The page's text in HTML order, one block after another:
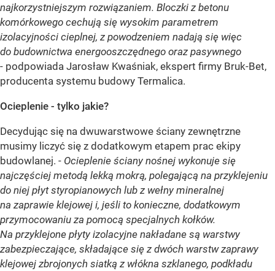
najkorzystniejszym rozwiązaniem. Bloczki z betonu
komórkowego cechują się wysokim parametrem
izolacyjności cieplnej, z powodzeniem nadają się więc
do budownictwa energooszczędnego oraz pasywnego
- podpowiada Jarosław Kwaśniak, ekspert firmy Bruk-Bet,
producenta systemu budowy Termalica.
Ocieplenie - tylko jakie?
Decydując się na dwuwarstwowe ściany zewnętrzne
musimy liczyć się z dodatkowym etapem prac ekipy
budowlanej. - Ocieplenie ściany nośnej wykonuje się
najczęściej metodą lekką mokrą, polegającą na przyklejeniu
do niej płyt styropianowych lub z wełny mineralnej
na zaprawie klejowej i, jeśli to konieczne, dodatkowym
przymocowaniu za pomocą specjalnych kołków.
Na przyklejone płyty izolacyjne nakładane są warstwy
zabezpieczające, składające się z dwóch warstw zaprawy
klejowej zbrojonych siatką z włókna szklanego, podkładu